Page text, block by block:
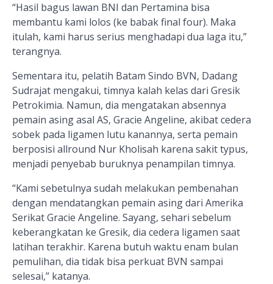
“Hasil bagus lawan BNI dan Pertamina bisa
membantu kami lolos (ke babak final four). Maka
itulah, kami harus serius menghadapi dua laga itu,”
terangnya.
Sementara itu, pelatih Batam Sindo BVN, Dadang
Sudrajat mengakui, timnya kalah kelas dari Gresik
Petrokimia. Namun, dia mengatakan absennya
pemain asing asal AS, Gracie Angeline, akibat cedera
sobek pada ligamen lutu kanannya, serta pemain
berposisi allround Nur Kholisah karena sakit typus,
menjadi penyebab buruknya penampilan timnya.
“Kami sebetulnya sudah melakukan pembenahan
dengan mendatangkan pemain asing dari Amerika
Serikat Gracie Angeline. Sayang, sehari sebelum
keberangkatan ke Gresik, dia cedera ligamen saat
latihan terakhir. Karena butuh waktu enam bulan
pemulihan, dia tidak bisa perkuat BVN sampai
selesai,” katanya.